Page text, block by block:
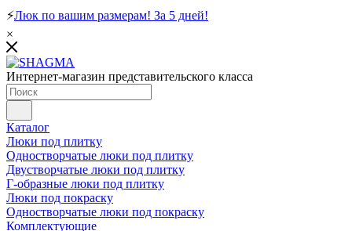
⚡Люк по вашим размерам! За 5 дней!
×
Интернет-магазин представительского класса
Каталог
Люки под плитку
Одностворчатые люки под плитку
Двустворчатые люки под плитку
Г-образные люки под плитку
Люки под покраску
Одностворчатые люки под покраску
Комплектующие